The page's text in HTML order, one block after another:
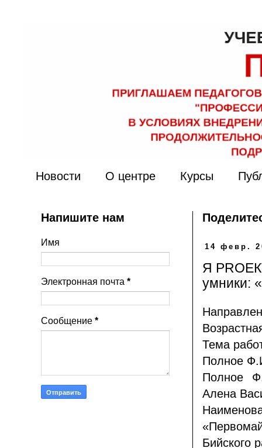
Новости О центре Курсы
14 февр.
Я
умники:
Тема
Полное
Полное
Алена
Бийского
Напишите нам
Имя
Электронная почта *
Сообщение *